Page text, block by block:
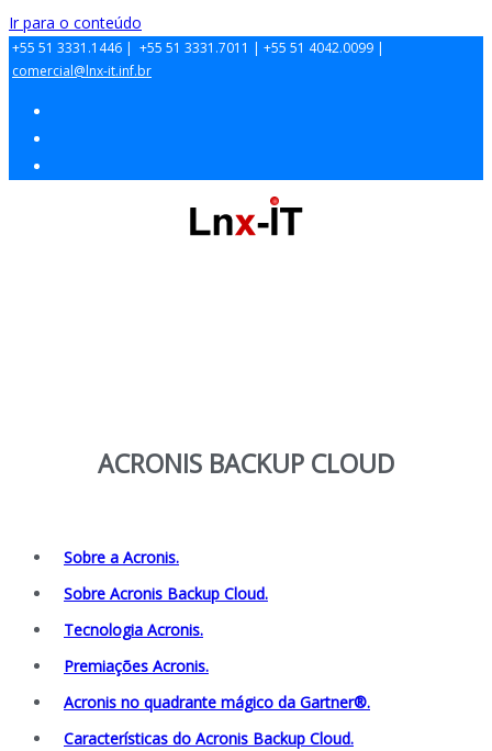
Ir para o conteúdo
+55 51 3331.1446 | +55 51 3331.7011 | +55 51 4042.0099 |
comercial@lnx-it.inf.br
ACRONIS BACKUP CLOUD
Sobre a Acronis.
Sobre Acronis Backup Cloud.
Tecnologia Acronis.
Premiações Acronis.
Acronis no quadrante mágico da Gartner®.
Características do Acronis Backup Cloud.